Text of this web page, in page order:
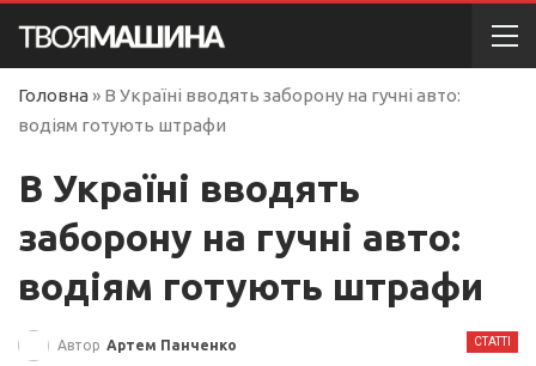
Головна » В Україні вводять заборону на гучні авто:
водіям готують штрафи
В Україні вводять
заборону на гучні авто:
водіям готують штрафи
СТАТТІ
Автор Артем Панченко